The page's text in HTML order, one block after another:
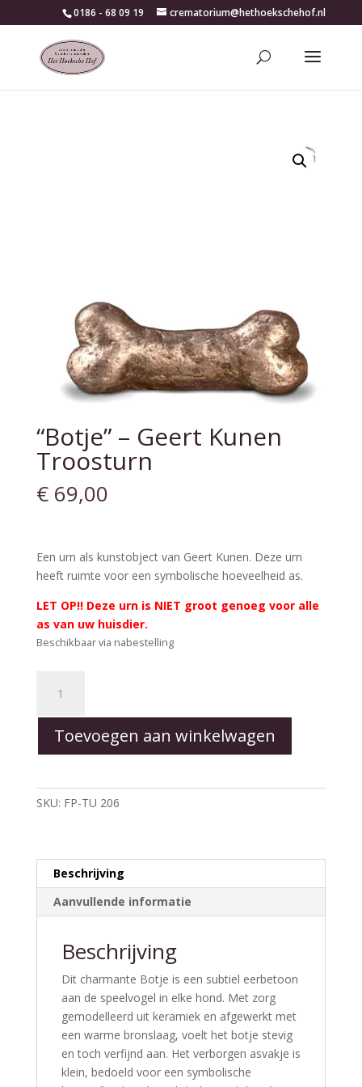
0186 - 68 09 19 crematorium@hethoekschehof.nl
“Botje” – Geert Kunen
Troosturn
€69,00
Een urn als kunstobject van Geert Kunen. Deze urn
heeft ruimte voor een symbolische hoeveelheid as.
LET OP!! Deze urn is NIET groot genoeg voor alle
as van uw huisdier.
Beschikbaar via nabestelling
Geert
Kunen
Troosturn
Toevoegen aan winkelwagen
SKU: FP-TU 206
Beschrijving
Aanvullende informatie
Beschrijving
Dit charmante Botje is een subtiel eerbetoon
aan de speelvogel in elke hond. Met zorg
gemodelleerd uit keramiek en afgewerkt met
een warme bronslaag, voelt het botje stevig
en toch verfijnd aan. Het verborgen asvakje is
klein, bedoeld voor een symbolische